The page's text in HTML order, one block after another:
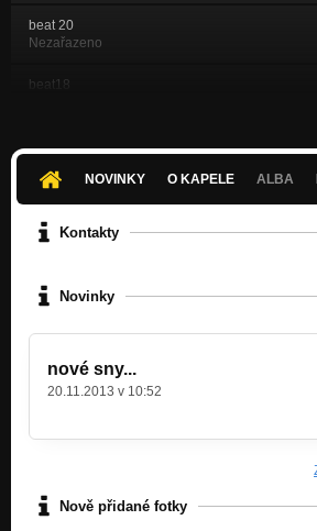
beat 20
Nezařazeno
beat18
BEAT10d
Nezařazeno
Nezařazeno
Nezařazeno
NOVINKY O KAPELE ALBA
Kontakty
Novinky
nové sny...
20.11.2013 v 10:52
Nově přidané fotky